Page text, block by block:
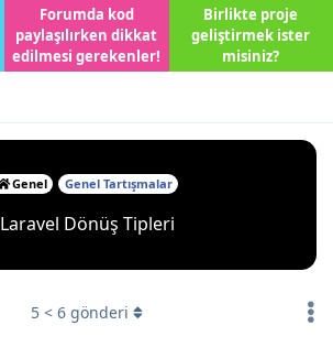
Forumda kod
paylaşılırken dikkat
edilmesi gerekenler!
Birlikte proje
geliştirmek ister
misiniz?
Genel Genel Tartışmalar
Laravel Dönüş Tipleri
5 < 6 gönderi